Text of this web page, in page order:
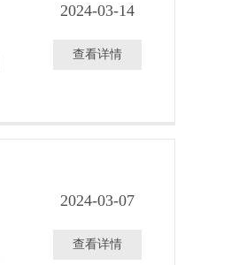
2024-03-14
查看详情
2024-03-07
查看详情